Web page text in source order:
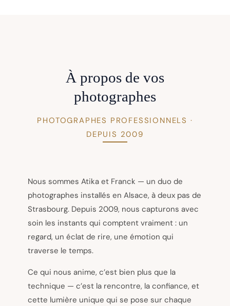
À propos de vos
photographes
PHOTOGRAPHES PROFESSIONNELS ·
DEPUIS 2009
Nous sommes Atika et Franck — un duo de
photographes installés en Alsace, à deux pas de
Strasbourg. Depuis 2009, nous capturons avec
soin les instants qui comptent vraiment : un
regard, un éclat de rire, une émotion qui
traverse le temps.
Ce qui nous anime, c’est bien plus que la
technique — c’est la rencontre, la confiance, et
cette lumière unique qui se pose sur chaque